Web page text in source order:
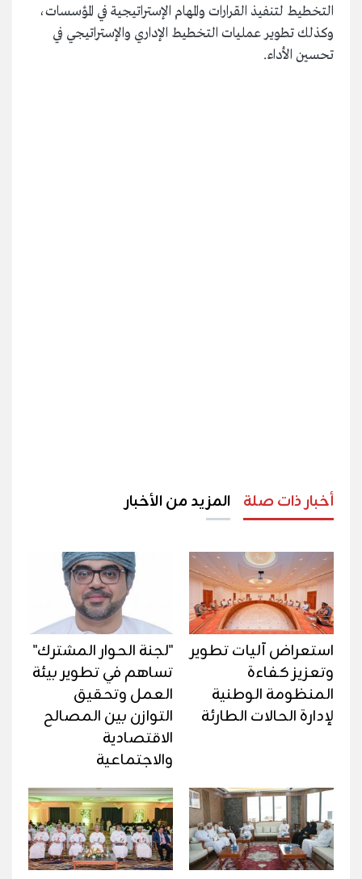
التخطيط لتنفيذ القرارات والمهام الإستراتيجية في المؤسسات،
وكذلك تطوير عمليات التخطيط الإداري والإستراتيجي في
تحسين الأداء.
أخبار ذات صلة المزيد من الأخبار
استعراض آليات تطوير
وتعزيز كفاءة
المنظومة الوطنية
لإدارة الحالات الطارئة
"لجنة الحوار المشترك"
تساهم في تطوير بيئة
العمل وتحقيق
التوازن بين المصالح
الاقتصادية
والاجتماعية